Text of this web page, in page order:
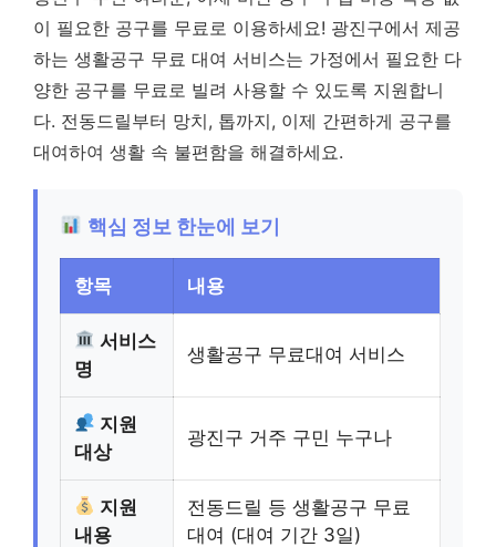
이 필요한 공구를 무료로 이용하세요! 광진구에서 제공
하는 생활공구 무료 대여 서비스는 가정에서 필요한 다
양한 공구를 무료로 빌려 사용할 수 있도록 지원합니
다. 전동드릴부터 망치, 톱까지, 이제 간편하게 공구를
대여하여 생활 속 불편함을 해결하세요.
핵심 정보 한눈에 보기
항목 내용
서비스
명
생활공구 무료대여 서비스
지원
대상
광진구 거주 구민 누구나
지원
내용
전동드릴 등 생활공구 무료
대여 (대여 기간 3일)